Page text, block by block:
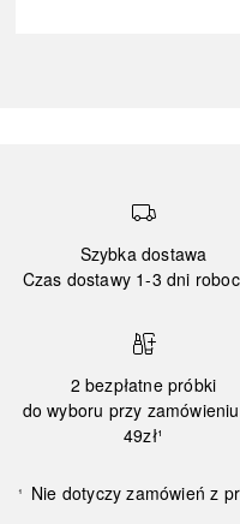
Szybka dostawa
Czas dostawy 1-3 dni
2 bezpłatne próbki
do wyboru przy
49zł¹
¹ Nie dotyczy zamówień z